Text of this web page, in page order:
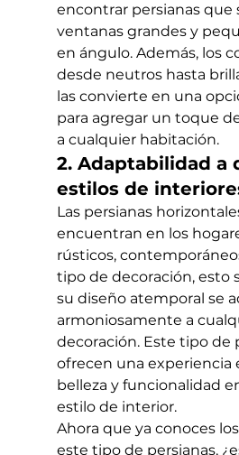
encontrar persianas que
ventanas grandes y
en ángulo. Además, los
desde neutros hasta
las convierte en una
para agregar un toque
a cualquier habitación.
2. Adaptabilidad a
estilos de
Las persianas
encuentran en los
rústicos,
tipo de decoración, esto
su diseño atemporal se
armoniosamente a
decoración. Este tipo de
ofrecen una experiencia
belleza y funcionalidad
estilo de interior.
Ahora que ya conoces
este tipo de persianas,